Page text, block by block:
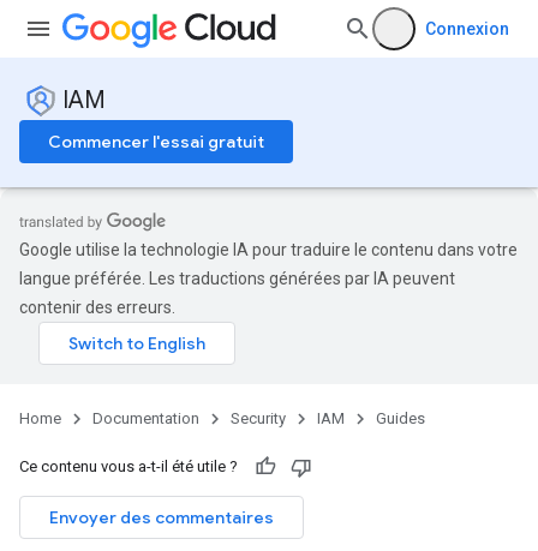
Connexion
IAM
Commencer l'essai gratuit
Google utilise la technologie IA pour traduire le contenu dans votre
langue préférée. Les traductions générées par IA peuvent
contenir des erreurs.
Home Documentation Security IAM Guides
Ce contenu vous a-t-il été utile ?
Envoyer des commentaires